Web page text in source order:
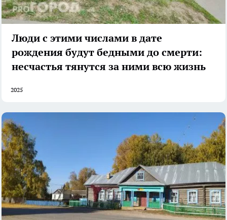
Люди с этими числами в дате
рождения будут бедными до смерти:
несчастья тянутся за ними всю жизнь
2025